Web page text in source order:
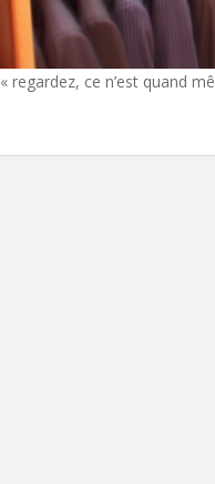
« regardez, ce n’est quand